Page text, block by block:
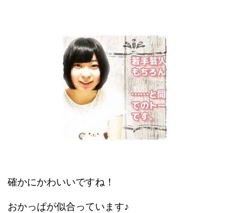
確かにかわいいですね！
おかっぱが似合っています♪